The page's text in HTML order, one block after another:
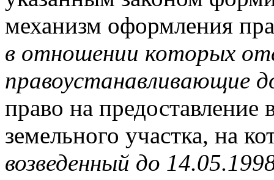
механизм оформления
в отношении которых
правоустанавливающие
право на предоставление
земельного участка, на
возведенный до